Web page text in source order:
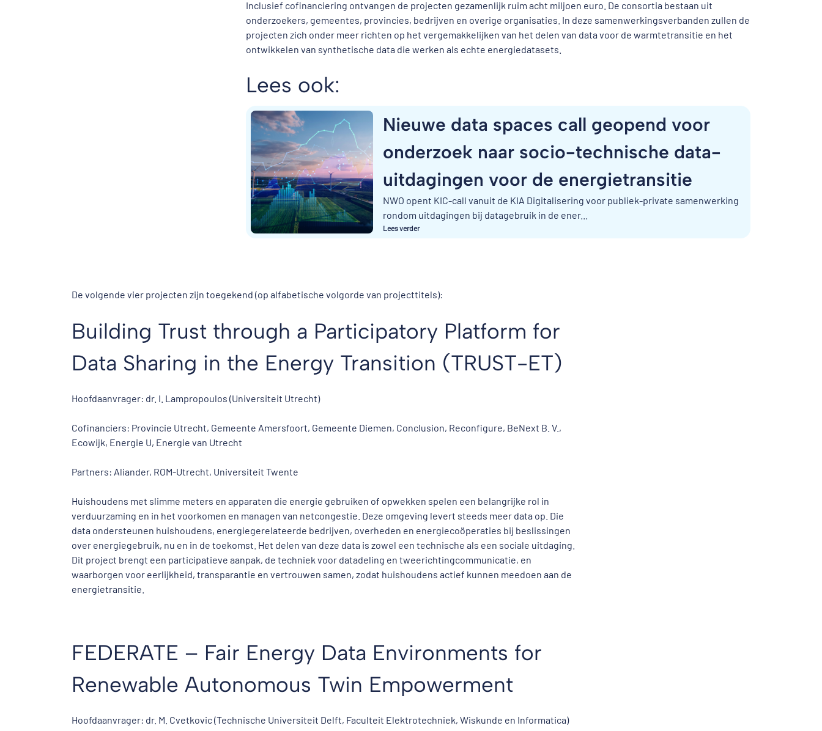
Inclusief cofinanciering ontvangen de projecten gezamenlijk ruim acht miljoen euro. De consortia bestaan uit
onderzoekers, gemeentes, provincies, bedrijven en overige organisaties. In deze samenwerkingsverbanden zullen de
projecten zich onder meer richten op het vergemakkelijken van het delen van data voor de warmtetransitie en het
ontwikkelen van synthetische data die werken als echte energiedatasets.
Lees ook:
Nieuwe data spaces call geopend voor
onderzoek naar socio-technische data-
uitdagingen voor de energietransitie
NWO opent KIC-call vanuit de KIA Digitalisering voor publiek-private samenwerking
rondom uitdagingen bij datagebruik in de ener...
Lees verder
De volgende vier projecten zijn toegekend (op alfabetische volgorde van projecttitels):
Building Trust through a Participatory Platform for
Data Sharing in the Energy Transition (TRUST-ET)
Hoofdaanvrager: dr. I. Lampropoulos (Universiteit Utrecht)
Cofinanciers: Provincie Utrecht, Gemeente Amersfoort, Gemeente Diemen, Conclusion, Reconfigure, BeNext B. V.,
Ecowijk, Energie U, Energie van Utrecht
Partners: Aliander, ROM-Utrecht, Universiteit Twente
Huishoudens met slimme meters en apparaten die energie gebruiken of opwekken spelen een belangrijke rol in
verduurzaming en in het voorkomen en managen van netcongestie. Deze omgeving levert steeds meer data op. Die
data ondersteunen huishoudens, energiegerelateerde bedrijven, overheden en energiecoöperaties bij beslissingen
over energiegebruik, nu en in de toekomst. Het delen van deze data is zowel een technische als een sociale uitdaging.
Dit project brengt een participatieve aanpak, de techniek voor datadeling en tweerichtingcommunicatie, en
waarborgen voor eerlijkheid, transparantie en vertrouwen samen, zodat huishoudens actief kunnen meedoen aan de
energietransitie.
FEDERATE – Fair Energy Data Environments for
Renewable Autonomous Twin Empowerment
Hoofdaanvrager: dr. M. Cvetkovic (Technische Universiteit Delft, Faculteit Elektrotechniek, Wiskunde en Informatica)